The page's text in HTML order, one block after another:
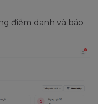
điểm danh và báo